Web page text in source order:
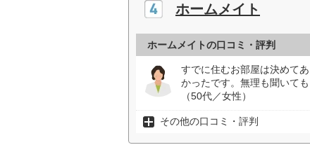
ホームメイト
ホームメイトの口コミ・評判
すでに住むお部屋は決めて
かったです。無理も聞いて
（50代／女性）
その他の口コミ・評判